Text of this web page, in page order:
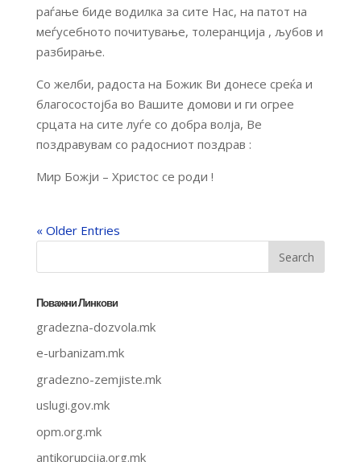
раѓање биде водилка за сите Нас, на патот на
меѓусебното почитување, толеранција , љубов и
разбирање.
Со желби, радоста на Божик Ви донесе среќа и
благосостојба во Вашите домови и ги огрее
срцата на сите луѓе со добра волја, Ве
поздравувам со радосниот поздрав :
Мир Божји – Христос се роди !
« Older Entries
Поважни Линкови
gradezna-dozvola.mk
e-urbanizam.mk
gradezno-zemjiste.mk
uslugi.gov.mk
opm.org.mk
antikorupcija.org.mk